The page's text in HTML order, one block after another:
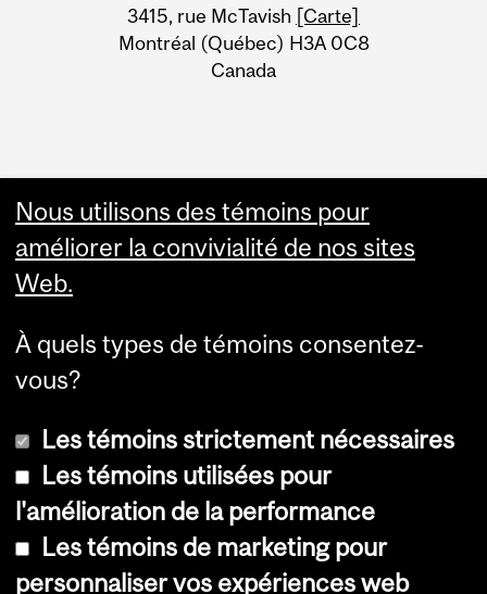
Information3415, rue McTavish [Carte]
Montréal (Québec) H3A 0C8
Canada
© Université McGill, 2026
Accessibilité
Nous utilisons des témoins pour
améliorer la convivialité de nos sites
Web.
À quels types de témoins consentez-
vous?
Les témoins strictement nécessaires
Les témoins utilisées pour
l'amélioration de la performance
Les témoins de marketing pour
personnaliser vos expériences web